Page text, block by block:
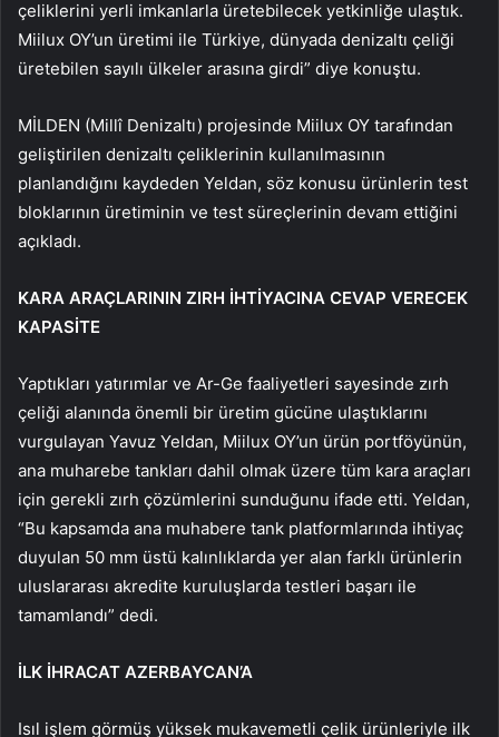
çeliklerini yerli imkanlarla üretebilecek yetkinliğe ulaştık.
Miilux OY’un üretimi ile Türkiye, dünyada denizaltı çeliği
üretebilen sayılı ülkeler arasına girdi” diye konuştu.
MİLDEN (Millî Denizaltı) projesinde Miilux OY tarafından
geliştirilen denizaltı çeliklerinin kullanılmasının
planlandığını kaydeden Yeldan, söz konusu ürünlerin test
bloklarının üretiminin ve test süreçlerinin devam ettiğini
açıkladı.
KARA ARAÇLARININ ZIRH İHTİYACINA CEVAP VERECEK
KAPASİTE
Yaptıkları yatırımlar ve Ar-Ge faaliyetleri sayesinde zırh
çeliği alanında önemli bir üretim gücüne ulaştıklarını
vurgulayan Yavuz Yeldan, Miilux OY’un ürün portföyünün,
ana muharebe tankları dahil olmak üzere tüm kara araçları
için gerekli zırh çözümlerini sunduğunu ifade etti. Yeldan,
“Bu kapsamda ana muhabere tank platformlarında ihtiyaç
duyulan 50 mm üstü kalınlıklarda yer alan farklı ürünlerin
uluslararası akredite kuruluşlarda testleri başarı ile
tamamlandı” dedi.
İLK İHRACAT AZERBAYCAN’A
Isıl işlem görmüş yüksek mukavemetli çelik ürünleriyle ilk